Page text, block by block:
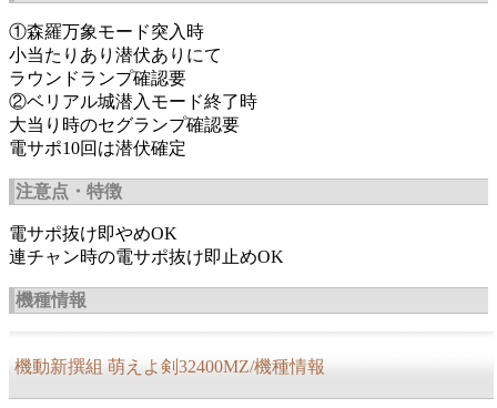
①森羅万象モード突入時
小当たりあり潜伏ありにて
ラウンドランプ確認要
②ベリアル城潜入モード終了時
大当り時のセグランプ確認要
電サポ10回は潜伏確定
注意点・特徴
電サポ抜け即やめOK
連チャン時の電サポ抜け即止めOK
機種情報
機動新撰組 萌えよ剣32400MZ/機種情報